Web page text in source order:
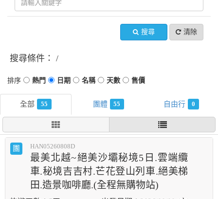
搜尋 清除
搜尋條件：
55 55 0
團 HAN05260808D
最美北越~絕美沙壩秘境5日.雲端纜
車.秘境吉吉村.芒花登山列車.絕美梯
田.造景咖啡廳.(全程無購物站)